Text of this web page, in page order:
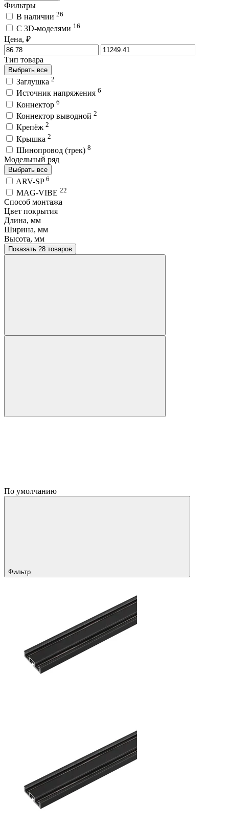
Фильтры
В наличии 26
C 3D-моделями 16
Цена, ₽
Тип товара
Выбрать все
Заглушка 2
Источник напряжения 6
Коннектор 6
Коннектор выводной 2
Крепёж 2
Крышка 2
Шинопровод (трек) 8
Модельный ряд
Выбрать все
ARV-SP 6
MAG-VIBE 22
Способ монтажа
Цвет покрытия
Длина, мм
Ширина, мм
Высота, мм
Показать 28 товаров
По умолчанию
Фильтр